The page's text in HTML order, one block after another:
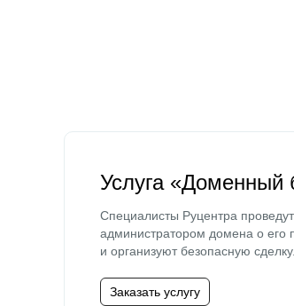
Услуга «Доменный
Специалисты Руцентра
администратором домена о его
и организуют безопасную сделку.
Заказать услугу